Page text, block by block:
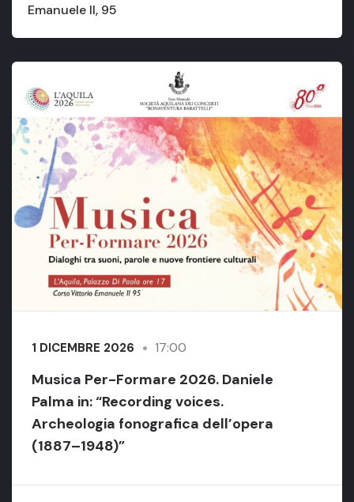
Emanuele II, 95
1 DICEMBRE 2026 17:00
Musica Per-Formare 2026. Daniele
Palma in: “Recording voices.
Archeologia fonografica dell’opera
(1887–1948)”